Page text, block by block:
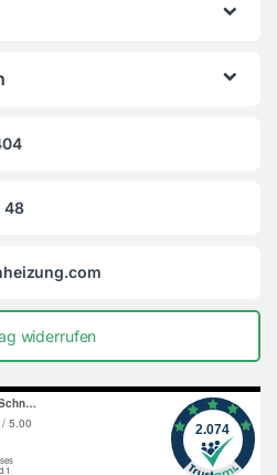
48
widerrufen